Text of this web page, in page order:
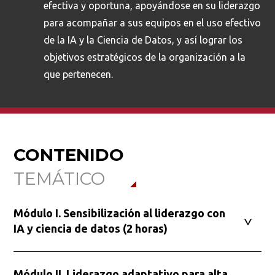
efectiva y oportuna, apoyándose en su liderazgo
para acompañar a sus equipos en el uso efectivo
de la IA y la Ciencia de Datos, y así lograr los
objetivos estratégicos de la organización a la
que pertenecen.
CONTENIDO
TEMÁTICO
Módulo I. Sensibilización al liderazgo con
IA y ciencia de datos (2 horas)